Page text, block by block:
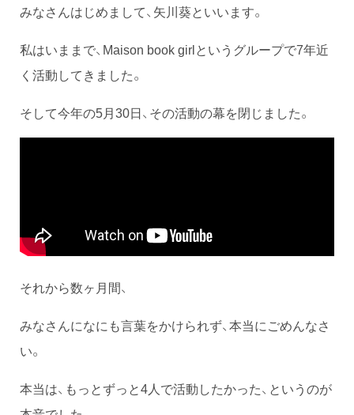
みなさんはじめまして、矢川葵といいます。
私はいままで、Maison book girlというグループで7年近
く活動してきました。
そして今年の5月30日、その活動の幕を閉じました。
それから数ヶ月間、
みなさんになにも言葉をかけられず、本当にごめんなさ
い。
本当は、もっとずっと4人で活動したかった、というのが